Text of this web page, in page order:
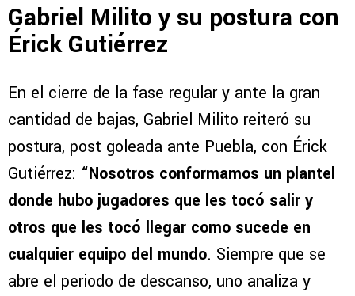
Gabriel Milito y su postura con
Érick Gutiérrez
En el cierre de la fase regular y ante la gran
cantidad de bajas, Gabriel Milito reiteró su
postura, post goleada ante Puebla, con Érick
Gutiérrez: “Nosotros conformamos un plantel
donde hubo jugadores que les tocó salir y
otros que les tocó llegar como sucede en
cualquier equipo del mundo. Siempre que se
abre el periodo de descanso, uno analiza y